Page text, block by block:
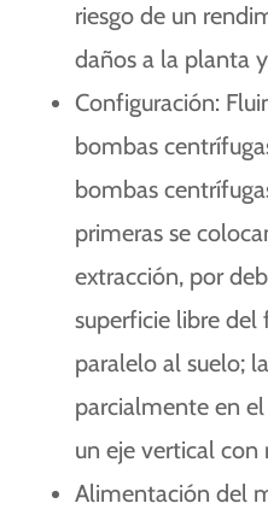
riesgo de un
daños a la planta
Configuración:
bombas
bombas
primeras se
extracción, por
superficie libre del
paralelo al suelo;
parcialmente en
un eje vertical con
Alimentación del